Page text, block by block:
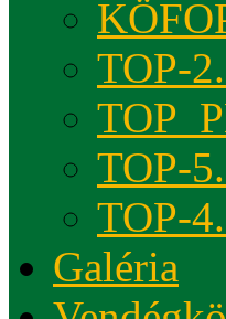
TOP-
TOP-
TOP-
Galéria